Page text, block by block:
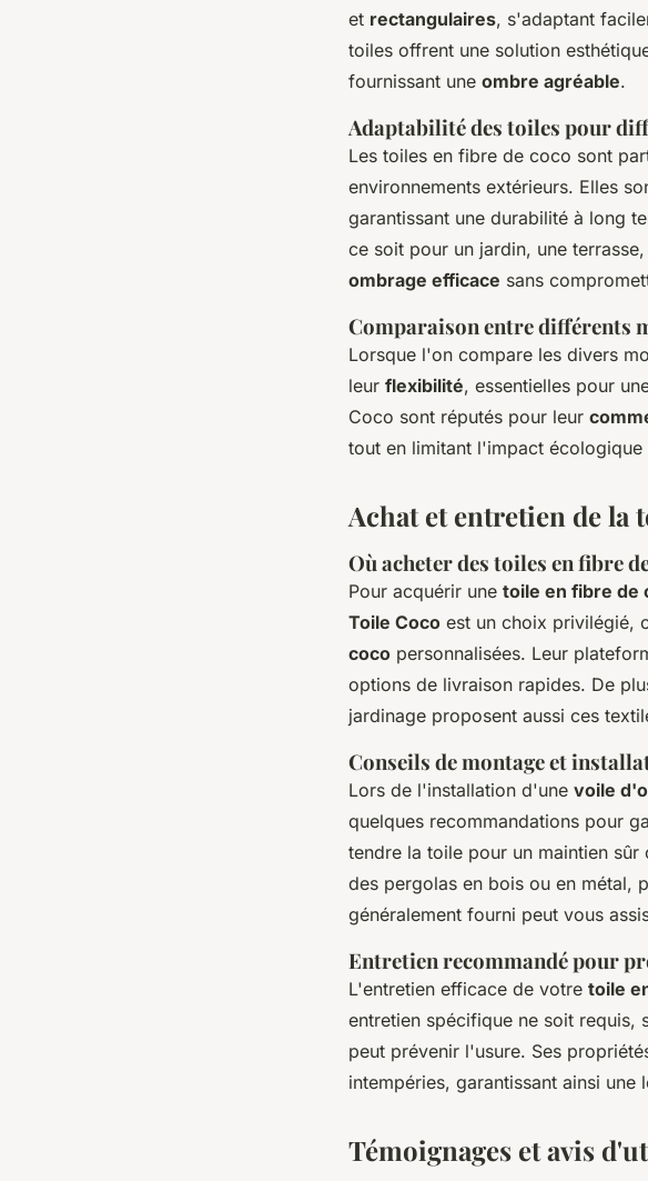
et rectangulaires, s'adaptant
toiles offrent une solution
fournissant une ombre agréable.
Adaptabilité des toiles pour
Les toiles en fibre de coco sont
environnements extérieurs. Elles
garantissant une durabilité à long
ce soit pour un jardin, une
ombrage efficace sans
Comparaison entre différents
Lorsque l'on compare les divers
leur flexibilité, essentielles pour
Coco sont réputés pour leur
tout en limitant l'impact
Achat et entretien de la
Où acheter des toiles en fibre
Pour acquérir une toile en fibre de
Toile Coco est un choix privilégié,
coco personnalisées. Leur
options de livraison rapides. De
jardinage proposent aussi ces
Conseils de montage et
Lors de l'installation d'une voile
quelques recommandations pour
tendre la toile pour un maintien
des pergolas en bois ou en métal,
généralement fourni peut vous
Entretien recommandé pour
L'entretien efficace de votre toile
entretien spécifique ne soit requis,
peut prévenir l'usure. Ses
intempéries, garantissant ainsi une
Témoignages et avis